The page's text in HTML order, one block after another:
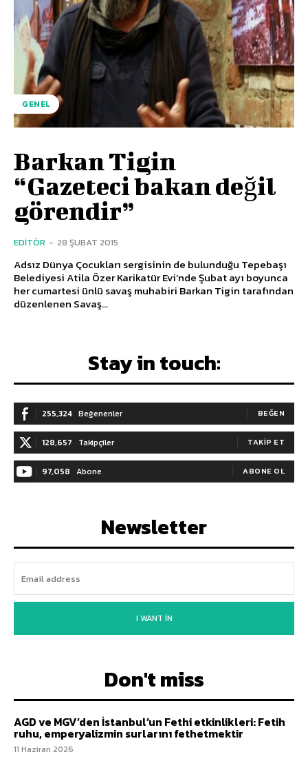
GENEL
Barkan Tigin
“Gazeteci bakan değil
görendir”
EDITÖR - 28 ŞUBAT 2015
Adsız Dünya Çocukları sergisinin de bulunduğu Tepebaşı
Belediyesi Atila Özer Karikatür Evi’nde Şubat ayı boyunca
her cumartesi ünlü savaş muhabiri Barkan Tigin tarafından
düzenlenen Savaş...
Stay in touch:
255,324 Beğenenler BEĞEN
128,657 Takipçiler TAKIP ET
97,058 Abone ABONE OL
Newsletter
I WANT IN
Don't miss
AGD ve MGV’den İstanbul’un Fethi etkinlikleri: Fetih
ruhu, emperyalizmin surlarını fethetmektir
11 Haziran 2026